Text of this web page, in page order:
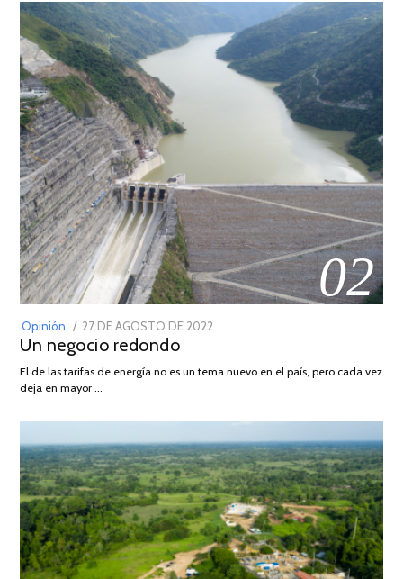
02
Opinión
POSTED
ON
27 DE AGOSTO DE 2022
DE
Un negocio redondo
El de las tarifas de energía no es un tema nuevo en el país, pero cada vez
deja en mayor …